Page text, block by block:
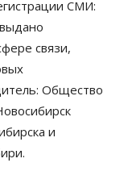
на 2,6
СМИ:
связи,
Общество
и